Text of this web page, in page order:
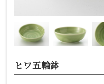
ヒワ五輪鉢